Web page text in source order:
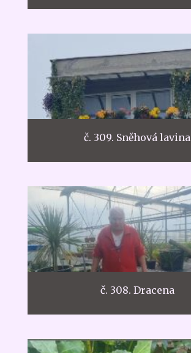
č. 309. Sněhová lavina
č. 308. Dracena